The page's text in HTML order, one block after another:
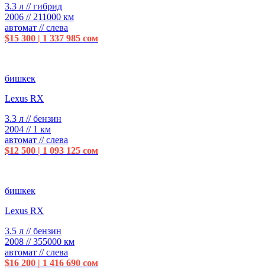
3.3 л // гибрид
2006 // 211000 км
автомат // слева
$15 300 | 1 337 985 сом
бишкек
Lexus RX
3.3 л // бензин
2004 // 1 км
автомат // слева
$12 500 | 1 093 125 сом
бишкек
Lexus RX
3.5 л // бензин
2008 // 355000 км
автомат // слева
$16 200 | 1 416 690 сом